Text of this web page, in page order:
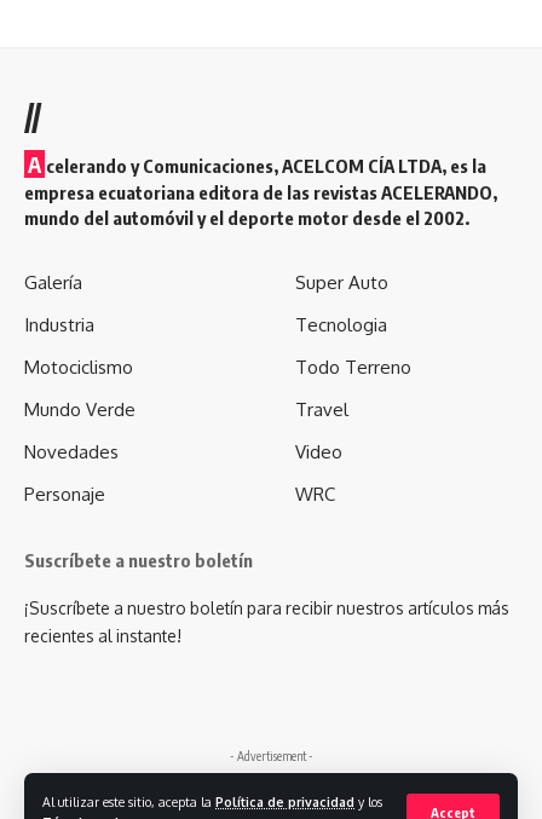
Al utilizar este sitio, acepta la Política de privacidad y los
Accept
//
A celerando y Comunicaciones, ACELCOM CÍA LTDA, es la
empresa ecuatoriana editora de las revistas ACELERANDO,
mundo del automóvil y el deporte motor desde el 2002.
Galería
Industria
Motociclismo
Mundo Verde
Novedades
Personaje
Super Auto
Tecnologia
Todo Terreno
Travel
Video
WRC
Suscríbete a nuestro boletín
¡Suscríbete a nuestro boletín para recibir nuestros artículos más
recientes al instante!
- Advertisement -